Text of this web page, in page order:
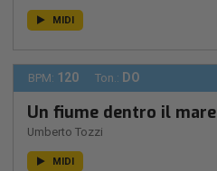
MIDI
BPM: 120 Ton.: DO
Un fiume dentro il mare
Umberto Tozzi
MIDI